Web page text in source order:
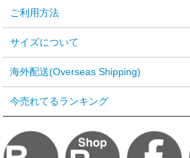
ご利用方法
サイズについて
海外配送(Overseas Shipping)
今売れてるランキング